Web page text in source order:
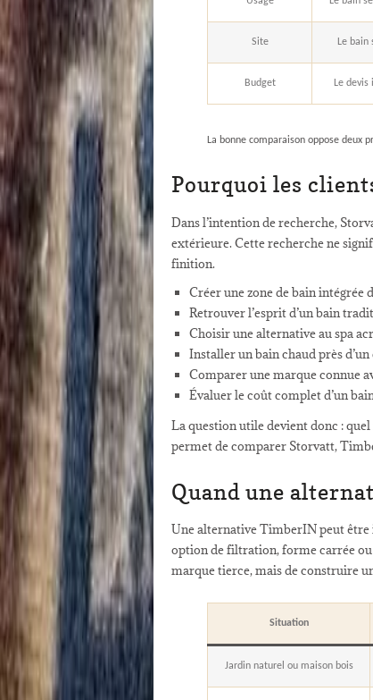
Site Le
Budget Le
La bonne comparaison oppose deux
Pourquoi les
Dans l’intention de recherche,
extérieure. Cette recherche ne
finition.
Créer une zone de bain intégrée
Retrouver l’esprit d’un bain
Choisir une alternative au spa
Installer un bain chaud près d’un
Comparer une marque connue
Évaluer le coût complet d’un
La question utile devient donc :
permet de comparer Storvatt,
Quand une
Une alternative TimberIN peut être
option de filtration, forme carrée ou
marque tierce, mais de construire
Situation
Jardin naturel ou maison bois